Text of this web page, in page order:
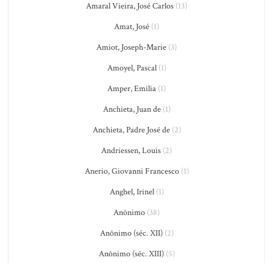
Amaral Vieira, José Carlos (13)
Amat, José (1)
Amiot, Joseph-Marie (3)
Amoyel, Pascal(1)
Amper, Emilia (1)
Anchieta, Juan de(1)
Anchieta, Padre José de(2)
Andriessen, Louis (2)
Anerio, Giovanni Francesco(1)
Anghel, Irinel(1)
Anônimo (38)
Anônimo (séc. XII)(2)
Anônimo (séc. XIII)(5)